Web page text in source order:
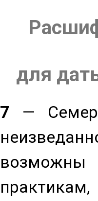
для
7 —